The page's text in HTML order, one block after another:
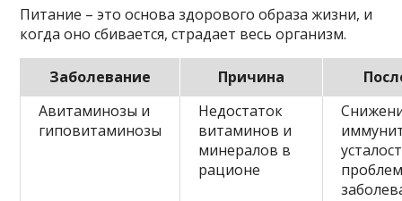
Питание – это основа здорового образа жизни, и
когда оно сбивается, страдает весь организм.
Заболевание Причина
Авитаминозы и
гиповитаминозы
Недостаток
витаминов и
минералов в
рационе